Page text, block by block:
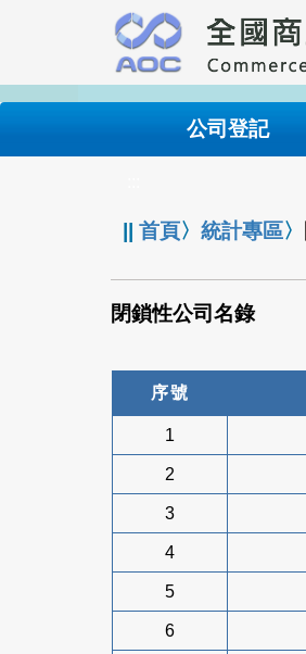
要
內
公司登記
||首頁〉統計專區〉
閉鎖性公司名錄
序號
1
2
3
4
5
6